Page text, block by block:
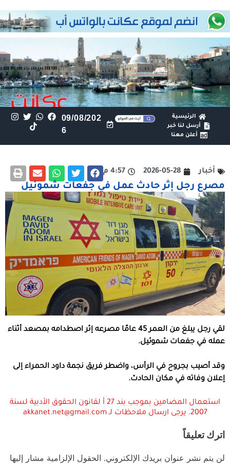
الرئيسية
أرسل لنا خبر
أعلن معنا
09/08/202
6
أخبار 2026-05-28 4:57 م
مصرع رجل إثر حادث عمل في جفعات شموئيل
لقي رجل يبلغ من العمر 45 عامًا مصرعه إثر اصطدامه بمصعد أثناء
عمله في جفعات شموئيل.
وقد أصيب بجروح في الرأس، واضطر فريق نجمة داود الحمراء إلى
إعلان وفاته في مكان الحادث.
استعمال المضامين بموجب بند 27 أ لقانون الحقوق الأدبية لسنة
2007. يرجى ارسال ملاحظات لـ akkanet.net@gmail.com
اترك تعليقاً
لن يتم نشر عنوان بريدك الإلكتروني. الحقول الإلزامية مشار إليها